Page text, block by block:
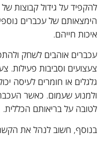
להקפיד על גידול קבוצות
הימצאותם של עכברים
איכות חייהם.
עכברים אוהבים לשחק
צעצועים וסביבות פעילות.
גלגלים או חומרים לעיסה
ולמנוע שעמום. כאשר
לטובה על בריאותם הכללית.
בנוסף, חשוב לנהל את